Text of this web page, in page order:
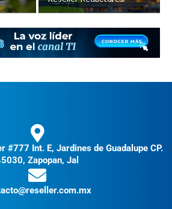
#777 Int. E, Jardines de Guadalupe CP.
Zapopan, Jal